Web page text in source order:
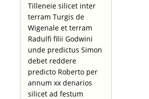
Tilleneie silicet inter
terram Turgis de
Wigenale et terram
Radulfi filii Godwini
unde predictus Simon
debet reddere
predicto Roberto per
annum xx denarios
silicet ad festum